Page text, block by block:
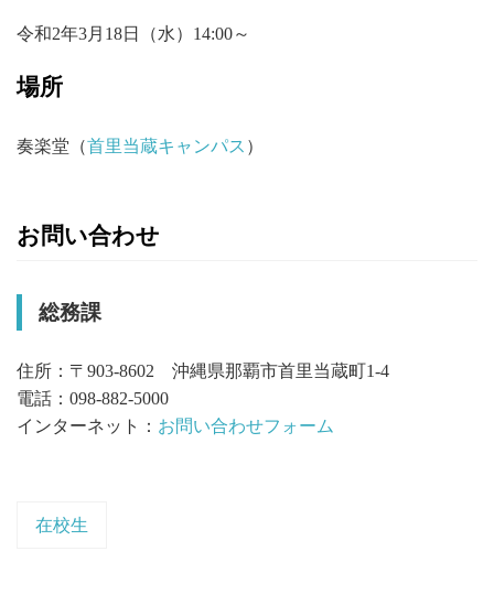
令和2年3月18日（水）14:00～
場所
奏楽堂（首里当蔵キャンパス ）
お問い合わせ
総務課
住所：〒903-8602 沖縄県那覇市首里当蔵町1-4
電話：098-882-5000
インターネット： お問い合わせフォーム
在校生